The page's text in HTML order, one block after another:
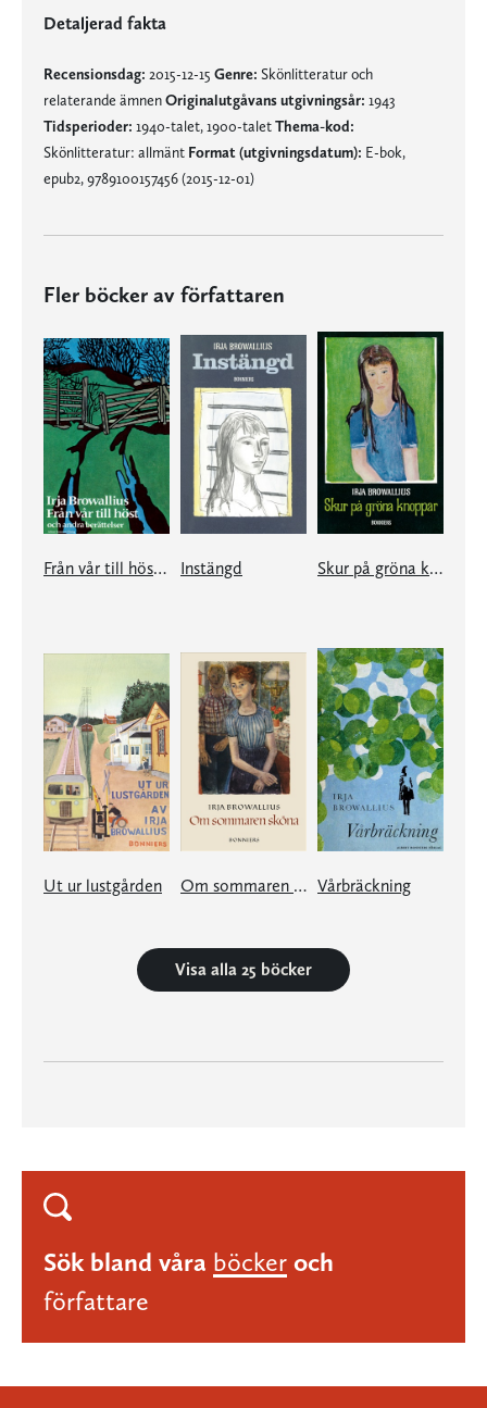
Detaljerad fakta
Recensionsdag: 2015-12-15 Genre: Skönlitteratur och
relaterande ämnenOriginalutgåvans utgivningsår: 1943
Tidsperioder: 1940-talet, 1900-taletThema-kod:
Skönlitteratur: allmänt Format (utgivningsdatum): E-bok,
epub2, 9789100157456 (2015-12-01)
Fler böcker av författaren
Från vår till höst och andra berättelser Instängd Skur på gröna knoppar
Ut ur lustgården Om sommaren sköna Vårbräckning
Visa alla 25 böcker
Sök bland våra böcker och
författare